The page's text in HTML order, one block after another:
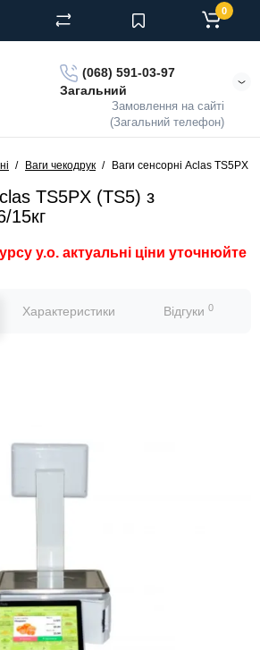
(068) 591-03-97
Загальний
Замовлення на сайті
(Загальний телефон)
0
Ваги чекодрук Ваги сенсорні Aclas TS5PX
TS5PX (TS5) з
15кг
у.о. актуальні ціни уточнюйте
Характеристики Відгуки 0